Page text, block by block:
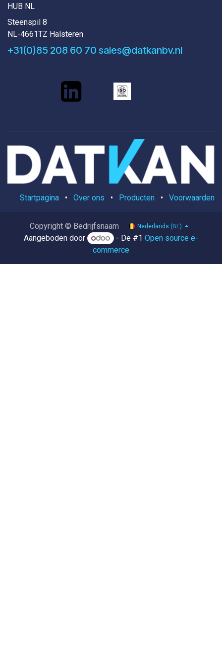
HUB NL
Steenspil 8
NL-4661TZ Halsteren
+31(0)85 208 60 70 sales@datkanbv.nl
Startpagina • Over ons • Producten • Voorwaarden
Copyright © Bedrijfsnaam Nederlands (BE)
Aangeboden door - De #1Open source e-
commerce